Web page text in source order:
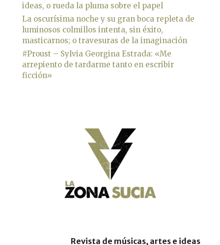
ideas, o rueda la pluma sobre el papel
La oscurísima noche y su gran boca repleta de
luminosos colmillos intenta, sin éxito,
masticarnos; o travesuras de la imaginación
#Proust – Sylvia Georgina Estrada: «Me
arrepiento de tardarme tanto en escribir
ficción»
Revista de músicas, artes e ideas